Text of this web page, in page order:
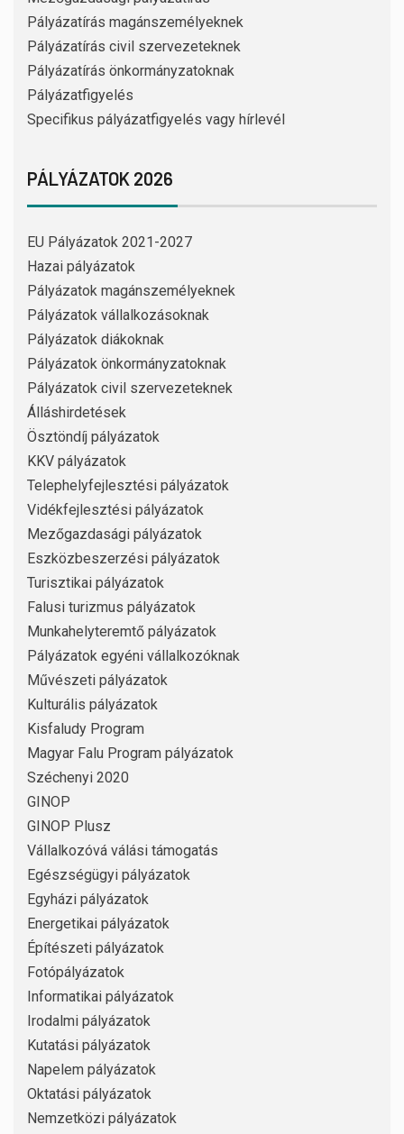
Pályázatírás magánszemélyeknek
Pályázatírás civil szervezeteknek
Pályázatírás önkormányzatoknak
Pályázatfigyelés
Specifikus pályázatfigyelés vagy hírlevél
PÁLYÁZATOK 2026
EU Pályázatok 2021-2027
Hazai pályázatok
Pályázatok magánszemélyeknek
Pályázatok vállalkozásoknak
Pályázatok diákoknak
Pályázatok önkormányzatoknak
Pályázatok civil szervezeteknek
Álláshirdetések
Ösztöndíj pályázatok
KKV pályázatok
Telephelyfejlesztési pályázatok
Vidékfejlesztési pályázatok
Mezőgazdasági pályázatok
Eszközbeszerzési pályázatok
Turisztikai pályázatok
Falusi turizmus pályázatok
Munkahelyteremtő pályázatok
Pályázatok egyéni vállalkozóknak
Művészeti pályázatok
Kulturális pályázatok
Kisfaludy Program
Magyar Falu Program pályázatok
Széchenyi 2020
GINOP
GINOP Plusz
Vállalkozóvá válási támogatás
Egészségügyi pályázatok
Egyházi pályázatok
Energetikai pályázatok
Építészeti pályázatok
Fotópályázatok
Informatikai pályázatok
Irodalmi pályázatok
Kutatási pályázatok
Napelem pályázatok
Oktatási pályázatok
Nemzetközi pályázatok